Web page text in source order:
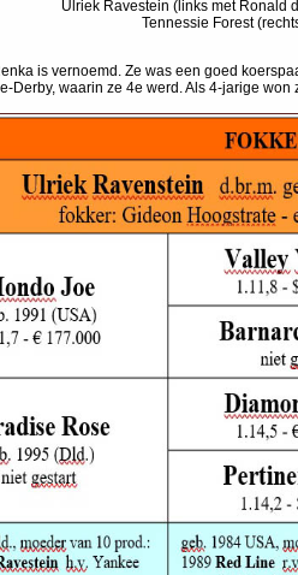
Ulriek Ravestein (links met Ronald
Tennessie Forest
is vernoemd. Ze was een goed
waarin ze 4e werd. Als 4-jarige